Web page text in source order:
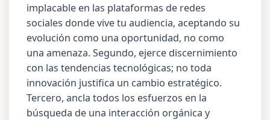
implacable en las plataformas de redes
sociales donde vive tu audiencia, aceptando su
evolución como una oportunidad, no como
una amenaza. Segundo, ejerce discernimiento
con las tendencias tecnológicas; no toda
innovación justifica un cambio estratégico.
Tercero, ancla todos los esfuerzos en la
búsqueda de una interacción orgánica y